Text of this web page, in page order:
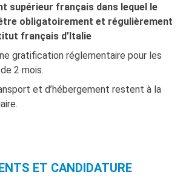
supérieur français dans lequel le
obligatoirement et régulièrement
français d’Italie
gratification réglementaire pour les
2 mois.
et d’hébergement restent à la
ET CANDIDATURE